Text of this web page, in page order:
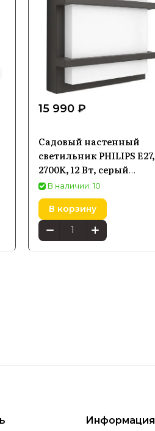
15 990 ₽
Садовый настенный
светильник PHILIPS E27,
2700K, 12 Вт, серый
8718696165966
В наличии: 10
В корзину
Информация